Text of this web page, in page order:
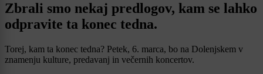
Zbrali smo nekaj predlogov, kam se lahko
odpravite ta konec tedna.
Torej, kam ta konec tedna? Petek, 6. marca, bo na Dolenjskem v
znamenju kulture, predavanj in večernih koncertov.